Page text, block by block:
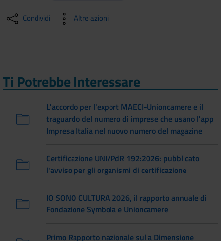
Condividi Altre azioni
Ti Potrebbe Interessare
L'accordo per l'export MAECI-Unioncamere e il
traguardo del numero di imprese che usano l'app
Impresa Italia nel nuovo numero del magazine
Certificazione UNI/PdR 192:2026: pubblicato
l'avviso per gli organismi di certificazione
IO SONO CULTURA 2026, il rapporto annuale di
Fondazione Symbola e Unioncamere
Primo Rapporto nazionale sulla Dimensione